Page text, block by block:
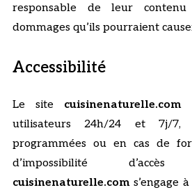
responsable de leur
dommages qu’ils pourraient
Accessibilité
Le site cuisinenaturelle.com
utilisateurs 24h/24 et 7j/7,
programmées ou en cas de
d’impossibilité
cuisinenaturelle.coms’engage